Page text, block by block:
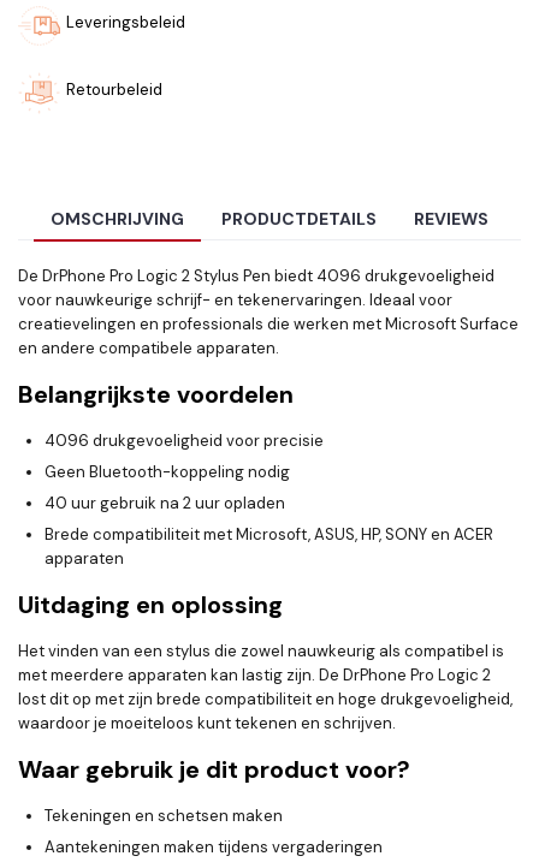
Leveringsbeleid
Retourbeleid
OMSCHRIJVING PRODUCTDETAILS REVIEWS
De DrPhone Pro Logic 2 Stylus Pen biedt 4096 drukgevoeligheid
voor nauwkeurige schrijf- en tekenervaringen. Ideaal voor
creatievelingen en professionals die werken met Microsoft Surface
en andere compatibele apparaten.
Belangrijkste voordelen
4096 drukgevoeligheid voor precisie
Geen Bluetooth-koppeling nodig
40 uur gebruik na 2 uur opladen
Brede compatibiliteit met Microsoft, ASUS, HP, SONY en ACER
apparaten
Uitdaging en oplossing
Het vinden van een stylus die zowel nauwkeurig als compatibel is
met meerdere apparaten kan lastig zijn. De DrPhone Pro Logic 2
lost dit op met zijn brede compatibiliteit en hoge drukgevoeligheid,
waardoor je moeiteloos kunt tekenen en schrijven.
Waar gebruik je dit product voor?
Tekeningen en schetsen maken
Aantekeningen maken tijdens vergaderingen